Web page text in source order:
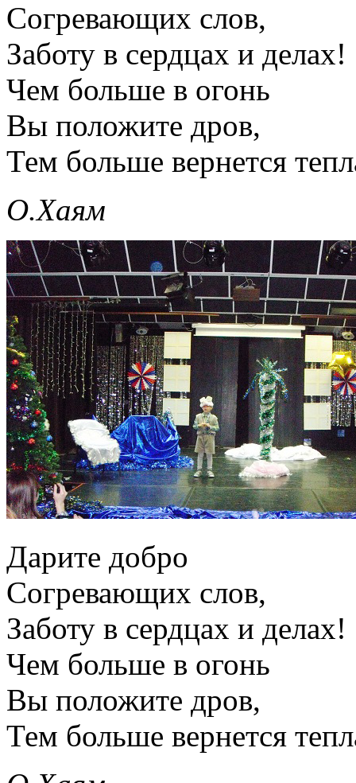
Согревающих слов,
Заботу в сердцах и делах!
Чем больше в огонь
Вы положите дров,
Тем больше вернется
О.Хаям
Дарите добро
Согревающих слов,
Заботу в сердцах и делах!
Чем больше в огонь
Вы положите дров,
Тем больше вернется